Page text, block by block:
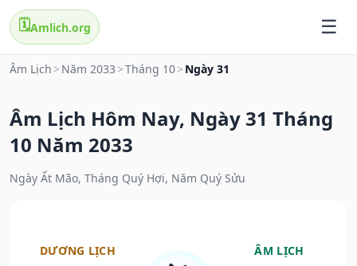
🗓️Amlich.org
Âm Lịch > Năm 2033 >Tháng 10> Ngày 31
Âm Lịch Hôm Nay, Ngày 31 Tháng
10 Năm 2033
Ngày Ất Mão, Tháng Quý Hợi, Năm Quý Sửu
DƯƠNG LỊCH ÂM LỊCH